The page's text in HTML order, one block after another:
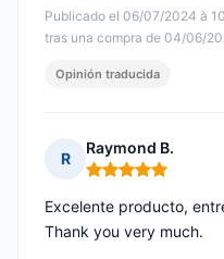
Publicado el 06/07/2024 à
tras una compra de 04/06/
Opinión traducida
R
Raymond B.
Nota: 5 de 5
Excelente producto,
Thank you very much.